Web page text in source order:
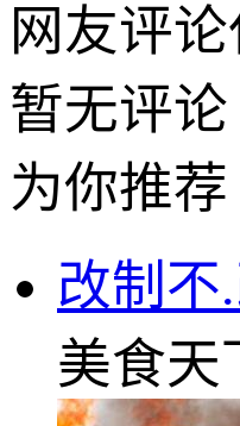
网友评
暂无评论
为你推荐
改制不
美食天